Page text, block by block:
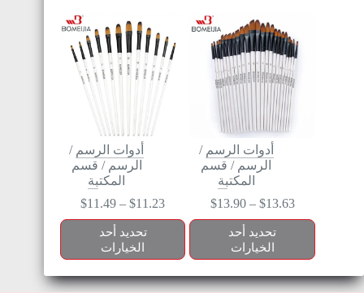
أدوات الرسم /
الرسم / قسم
المكتبة
$13.63
–
$13.90
تحديد أحد
الخيارات
أدوات الرسم /
الرسم / قسم
المكتبة
$11.23
–
$11.49
تحديد أحد
الخيارات